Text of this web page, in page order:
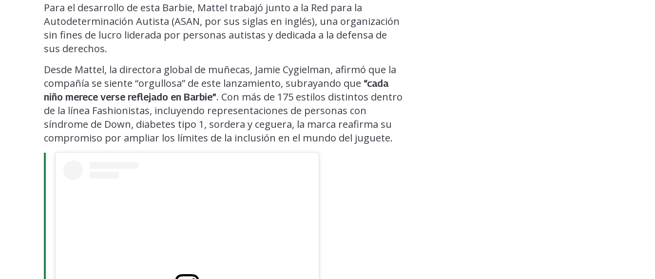
Para el desarrollo de esta Barbie, Mattel trabajó junto a la Red para la
Autodeterminación Autista (ASAN, por sus siglas en inglés), una organización
sin fines de lucro liderada por personas autistas y dedicada a la defensa de
sus derechos.
Desde Mattel, la directora global de muñecas, Jamie Cygielman, afirmó que la
compañía se siente “orgullosa” de este lanzamiento, subrayando que “cada
niño merece verse reflejado en Barbie”. Con más de 175 estilos distintos dentro
de la línea Fashionistas, incluyendo representaciones de personas con
síndrome de Down, diabetes tipo 1, sordera y ceguera, la marca reafirma su
compromiso por ampliar los límites de la inclusión en el mundo del juguete.